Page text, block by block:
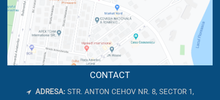
CONTACT
ADRESA: STR. ANTON CEHOV NR. 8, SECTOR 1,